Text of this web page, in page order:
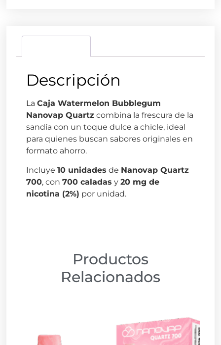
Descripción
LaCaja Watermelon Bubblegum
Nanovap Quartz combina la frescura de la
sandía con un toque dulce a chicle, ideal
para quienes buscan sabores originales en
formato ahorro.
Incluye10 unidades de Nanovap Quartz
700, con700 caladas y20 mg de
nicotina (2%) por unidad.
Productos
Relacionados